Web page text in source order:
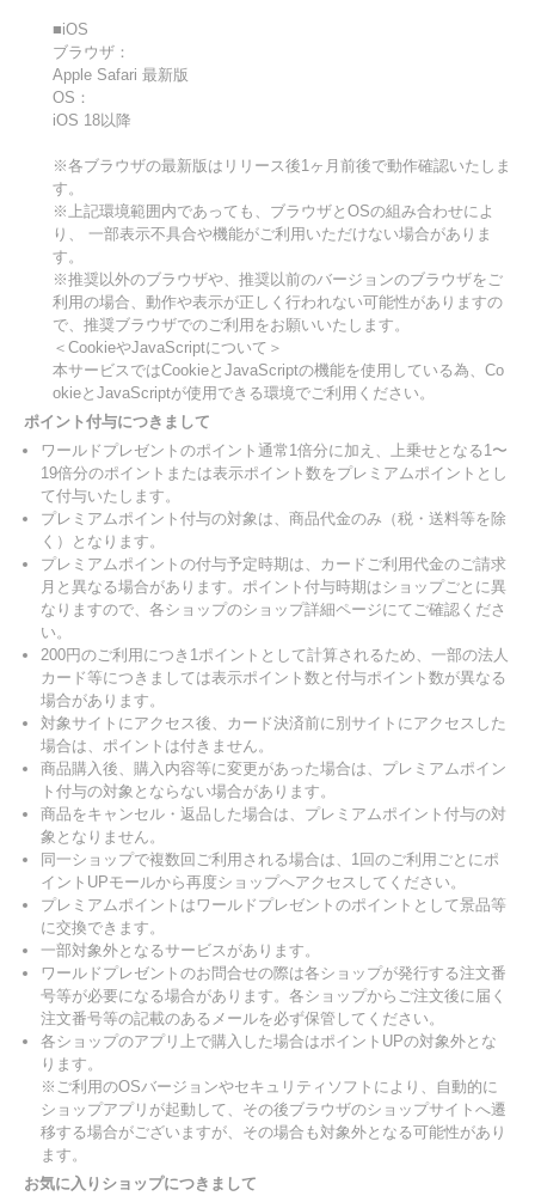
■iOS
ブラウザ：
Apple Safari 最新版
OS：
iOS 18以降
※各ブラウザの最新版はリリース後1ヶ月前後で動作確認いたしま
す。
※上記環境範囲内であっても、ブラウザとOSの組み合わせによ
り、 一部表示不具合や機能がご利用いただけない場合がありま
す。
※推奨以外のブラウザや、推奨以前のバージョンのブラウザをご
利用の場合、動作や表示が正しく行われない可能性がありますの
で、推奨ブラウザでのご利用をお願いいたします。
＜CookieやJavaScriptについて＞
本サービスではCookieとJavaScriptの機能を使用している為、Co
okieとJavaScriptが使用できる環境でご利用ください。
ポイント付与につきまして
ワールドプレゼントのポイント通常1倍分に加え、上乗せとなる1〜
19倍分のポイントまたは表示ポイント数をプレミアムポイントとし
て付与いたします。
プレミアムポイント付与の対象は、商品代金のみ（税・送料等を除
く）となります。
プレミアムポイントの付与予定時期は、カードご利用代金のご請求
月と異なる場合があります。ポイント付与時期はショップごとに異
なりますので、各ショップのショップ詳細ページにてご確認くださ
い。
200円のご利用につき1ポイントとして計算されるため、一部の法人
カード等につきましては表示ポイント数と付与ポイント数が異なる
場合があります。
対象サイトにアクセス後、カード決済前に別サイトにアクセスした
場合は、ポイントは付きません。
商品購入後、購入内容等に変更があった場合は、プレミアムポイン
ト付与の対象とならない場合があります。
商品をキャンセル・返品した場合は、プレミアムポイント付与の対
象となりません。
同一ショップで複数回ご利用される場合は、1回のご利用ごとにポ
イントUPモールから再度ショップへアクセスしてください。
プレミアムポイントはワールドプレゼントのポイントとして景品等
に交換できます。
一部対象外となるサービスがあります。
ワールドプレゼントのお問合せの際は各ショップが発行する注文番
号等が必要になる場合があります。各ショップからご注文後に届く
注文番号等の記載のあるメールを必ず保管してください。
各ショップのアプリ上で購入した場合はポイントUPの対象外とな
ります。
※ご利用のOSバージョンやセキュリティソフトにより、自動的に
ショップアプリが起動して、その後ブラウザのショップサイトへ遷
移する場合がございますが、その場合も対象外となる可能性があり
ます。
お気に入りショップにつきまして